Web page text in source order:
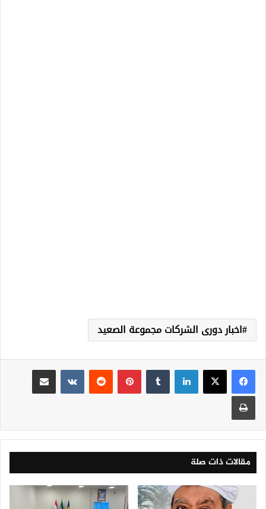
اخبار دورى الشركات مجموعة الصعيد
لينكدإن بينتيريست
مقالات ذات صلة